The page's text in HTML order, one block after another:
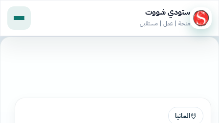
ستودي شووت
منحة | عمل | مستقبل
المانيا